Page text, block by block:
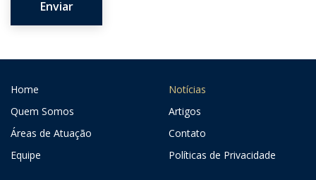
Home
Quem Somos
Áreas de Atuação
Equipe
Notícias
Artigos
Contato
Políticas de Privacidade